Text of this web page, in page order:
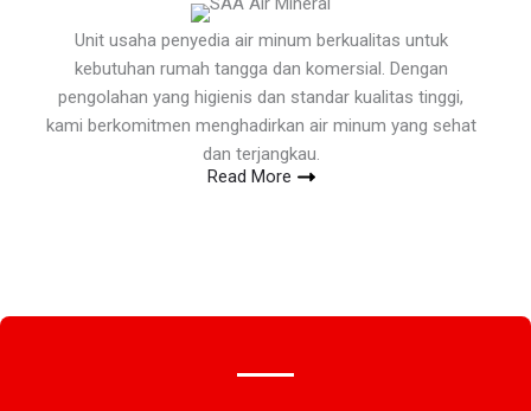
Unit usaha penyedia air minum berkualitas untuk
kebutuhan rumah tangga dan komersial. Dengan
pengolahan yang higienis dan standar kualitas tinggi,
kami berkomitmen menghadirkan air minum yang sehat
dan terjangkau.
Read More